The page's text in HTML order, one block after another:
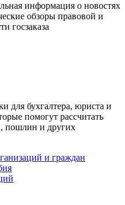
информация о новостях
обзоры правовой и
госзаказа
для бухгалтера, юриста и
помогут рассчитать
пошлин и других
и граждан